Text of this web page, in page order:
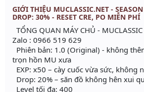
GIỚI THIỆU MUCLASSIC.NET -
DROP: 30% - RESET CRE, PO MIỄN PHÍ
TỔNG QUAN MÁY CHỦ - MUCLASSIC
Zalo : 0966 519 629
Phiên bản: 1.0 (Original) - không
trọn hồn MU xưa
EXP: x50 – cày cuốc vừa sức, không
Drop: 20% – săn đồ không hên xui
Level tối đa: 400